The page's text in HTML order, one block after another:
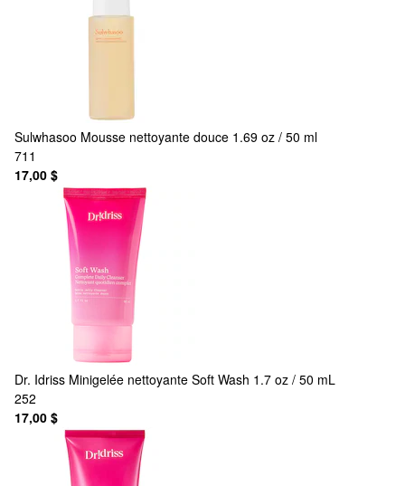
Sulwhasoo Mousse nettoyante douce 1.69 oz / 50 ml
711
17,00 $
Dr. Idriss Minigelée nettoyante Soft Wash 1.7 oz / 50 mL
252
17,00 $